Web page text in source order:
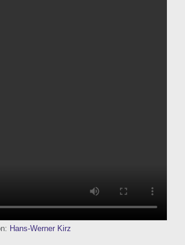
Hans-Werner Kirz